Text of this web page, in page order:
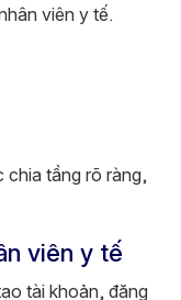
viên y tế.
chia tầng rõ ràng,
viên y tế
tài khoản, đăng